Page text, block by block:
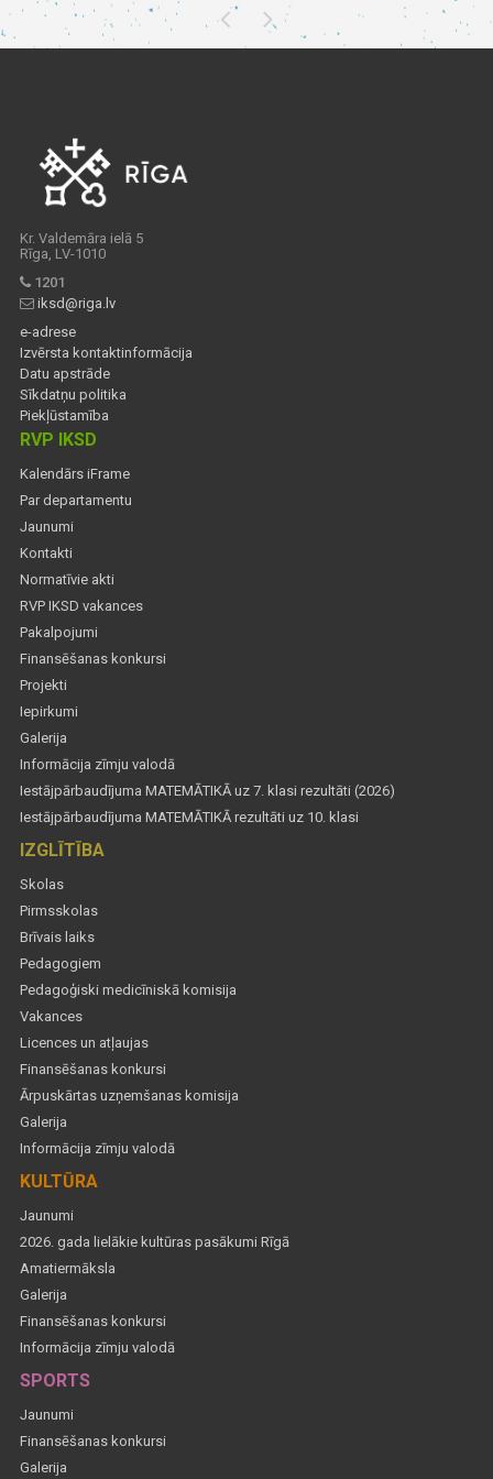
Kr. Valdemāra ielā 5
Rīga, LV-1010
1201
iksd@riga.lv
e-adrese
Izvērsta kontaktinformācija
Datu apstrāde
Sīkdatņu politika
Piekļūstamība
RVP IKSD
Kalendārs iFrame
Par departamentu
Jaunumi
Kontakti
Normatīvie akti
RVP IKSD vakances
Pakalpojumi
Finansēšanas konkursi
Projekti
Iepirkumi
Galerija
Informācija zīmju valodā
Iestājpārbaudījuma MATEMĀTIKĀ uz 7. klasi rezultāti (2026)
Iestājpārbaudījuma MATEMĀTIKĀ rezultāti uz 10. klasi
IZGLĪTĪBA
Skolas
Pirmsskolas
Brīvais laiks
Pedagogiem
Pedagoģiski medicīniskā komisija
Vakances
Licences un atļaujas
Finansēšanas konkursi
Ārpuskārtas uzņemšanas komisija
Galerija
Informācija zīmju valodā
KULTŪRA
Jaunumi
2026. gada lielākie kultūras pasākumi Rīgā
Amatiermāksla
Galerija
Finansēšanas konkursi
Informācija zīmju valodā
SPORTS
Jaunumi
Finansēšanas konkursi
Galerija